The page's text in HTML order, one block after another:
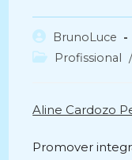
Autor
do
BrunoLuce
Categoria
Profissional
Aline Cardozo
Promover